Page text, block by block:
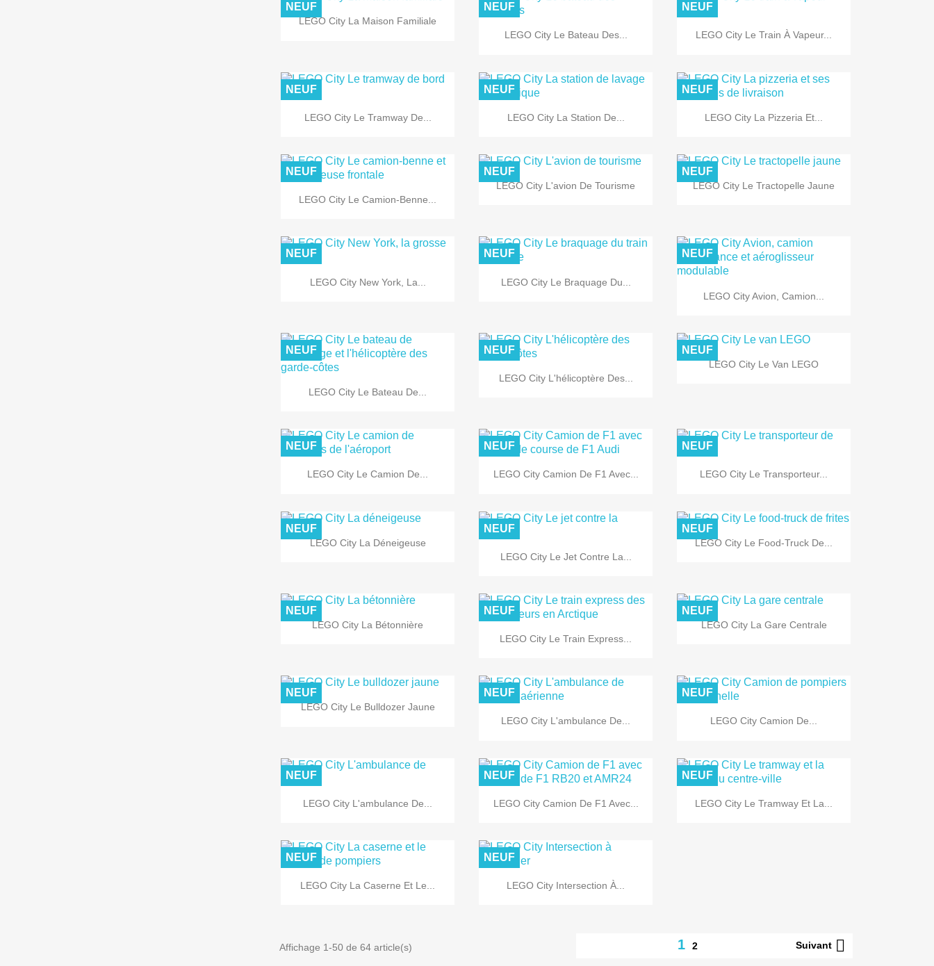
 Aperçu rapide
LEGO City La Maison Familiale
NEUF
 Aperçu rapide
LEGO City Le Bateau Des...
NEUF
 Aperçu rapide
LEGO City Le Train À Vapeur...
NEUF
 Aperçu rapide
LEGO City Le Tramway De...
NEUF
 Aperçu rapide
LEGO City La Station De...
NEUF
 Aperçu rapide
LEGO City La Pizzeria Et...
NEUF
 Aperçu rapide
LEGO City Le Camion-Benne...
NEUF
 Aperçu rapide
LEGO City L'avion De Tourisme
NEUF
 Aperçu rapide
LEGO City Le Tractopelle Jaune
NEUF
 Aperçu rapide
LEGO City New York, La...
NEUF
 Aperçu rapide
LEGO City Le Braquage Du...
NEUF
 Aperçu rapide
LEGO City Avion, Camion...
NEUF
 Aperçu rapide
LEGO City Le Bateau De...
NEUF
 Aperçu rapide
LEGO City L'hélicoptère Des...
NEUF
 Aperçu rapide
LEGO City Le Van LEGO
NEUF
 Aperçu rapide
LEGO City Le Camion De...
NEUF
 Aperçu rapide
LEGO City Camion De F1 Avec...
NEUF
 Aperçu rapide
LEGO City Le Transporteur...
NEUF
 Aperçu rapide
LEGO City La Déneigeuse
NEUF
 Aperçu rapide
LEGO City Le Jet Contre La...
NEUF
 Aperçu rapide
LEGO City Le Food-Truck De...
NEUF
 Aperçu rapide
LEGO City La Bétonnière
NEUF
 Aperçu rapide
LEGO City Le Train Express...
NEUF
 Aperçu rapide
LEGO City La Gare Centrale
NEUF
 Aperçu rapide
LEGO City Le Bulldozer Jaune
NEUF
 Aperçu rapide
LEGO City L'ambulance De...
NEUF
 Aperçu rapide
LEGO City Camion De...
NEUF
 Aperçu rapide
LEGO City L'ambulance De...
NEUF
 Aperçu rapide
LEGO City Camion De F1 Avec...
NEUF
 Aperçu rapide
LEGO City Le Tramway Et La...
NEUF
 Aperçu rapide
LEGO City La Caserne Et Le...
NEUF
 Aperçu rapide
LEGO City Intersection À...
NEUF
Affichage 1-50 de 64 article(s) 1 2 Suivant 